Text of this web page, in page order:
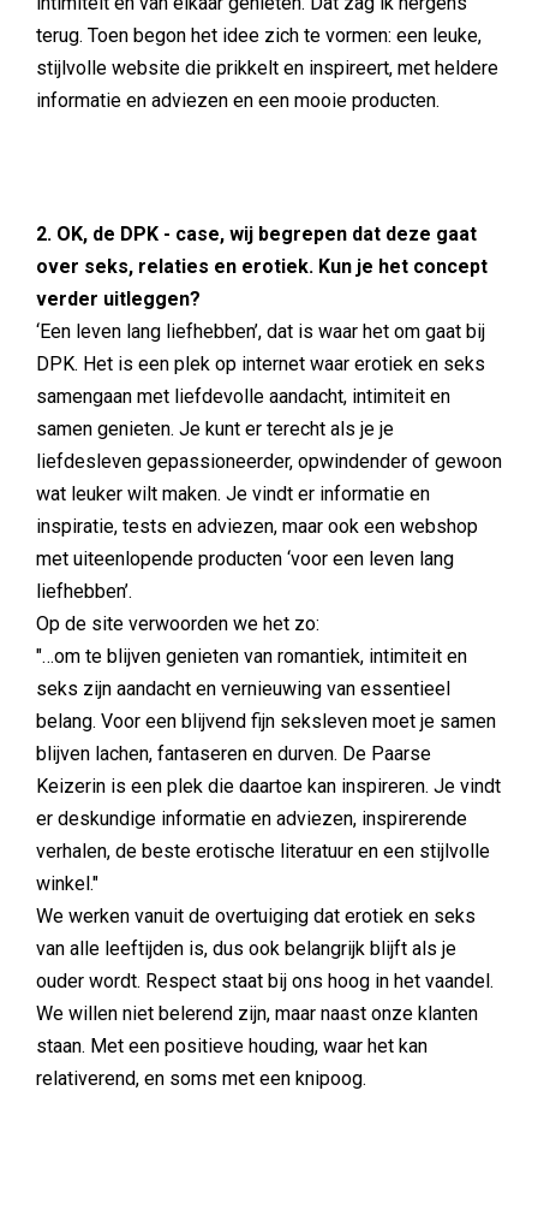
terug. Toen begon het idee zich te vormen: een leuke,
stijlvolle website die prikkelt en inspireert, met heldere
informatie en adviezen en een mooie producten.
2. OK, de DPK - case, wij begrepen dat deze gaat
over seks, relaties en erotiek. Kun je het concept
verder uitleggen?
‘Een leven lang liefhebben’, dat is waar het om gaat bij
DPK. Het is een plek op internet waar erotiek en seks
samengaan met liefdevolle aandacht, intimiteit en
samen genieten. Je kunt er terecht als je je
liefdesleven gepassioneerder, opwindender of gewoon
wat leuker wilt maken. Je vindt er informatie en
inspiratie, tests en adviezen, maar ook een webshop
met uiteenlopende producten ‘voor een leven lang
liefhebben’.
Op de site verwoorden we het zo:
"…om te blijven genieten van romantiek, intimiteit en
seks zijn aandacht en vernieuwing van essentieel
belang. Voor een blijvend fijn seksleven moet je samen
blijven lachen, fantaseren en durven. De Paarse
Keizerin is een plek die daartoe kan inspireren. Je vindt
er deskundige informatie en adviezen, inspirerende
verhalen, de beste erotische literatuur en een stijlvolle
winkel."
We werken vanuit de overtuiging dat erotiek en seks
van alle leeftijden is, dus ook belangrijk blijft als je
ouder wordt. Respect staat bij ons hoog in het vaandel.
We willen niet belerend zijn, maar naast onze klanten
staan. Met een positieve houding, waar het kan
relativerend, en soms met een knipoog.